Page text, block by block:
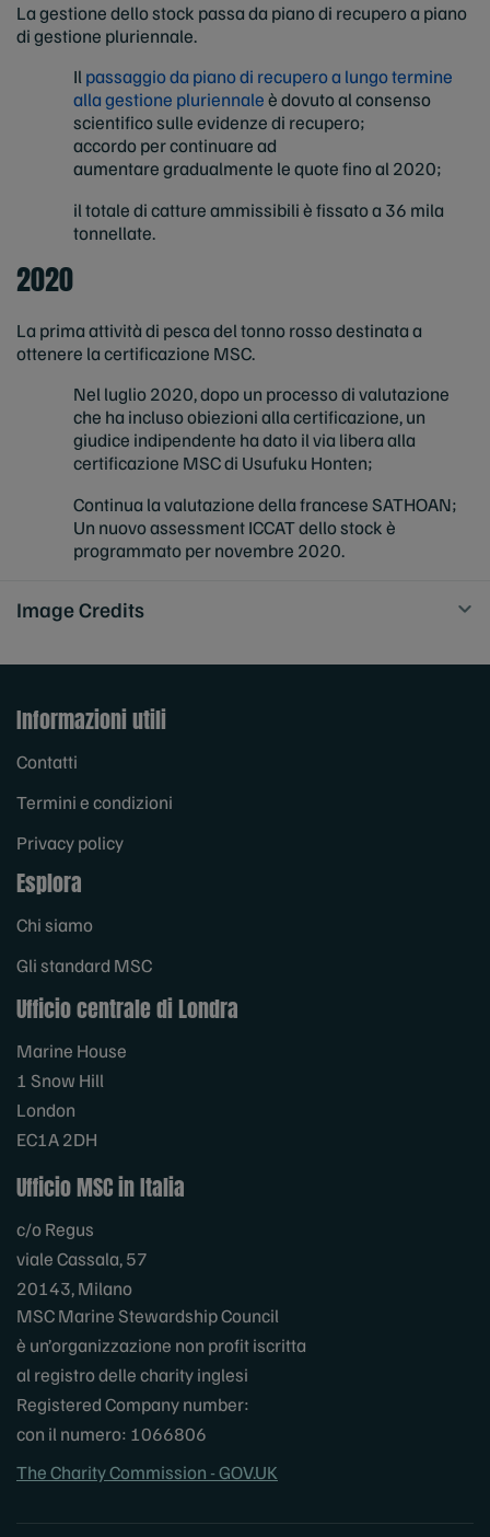
La gestione dello stock passa da piano di recupero a piano
di gestione pluriennale.
Il passaggio da piano di recupero a lungo termine
alla gestione pluriennaleè dovuto al consenso
scientifico sulle evidenze di recupero;
accordo per continuare ad
aumentare gradualmente le quote fino al 2020;
il totale di catture ammissibili è fissato a 36 mila
tonnellate.
2020
La prima attività di pesca del tonno rosso destinata a
ottenere la certificazione MSC.
Nel luglio 2020, dopo un processo di valutazione
che ha incluso obiezioni alla certificazione, un
giudice indipendente ha dato il via libera alla
certificazione MSC di Usufuku Honten;
Continua la valutazione della francese SATHOAN;
Un nuovo assessment ICCAT dello stock è
programmato per novembre 2020.
Image Credits
Informazioni utili
Contatti
Termini e condizioni
Privacy policy
Esplora
Chi siamo
Gli standard MSC
Ufficio centrale di Londra
Marine House
1 Snow Hill
London
EC1A 2DH
Ufficio MSC in Italia
c/o Regus
viale Cassala, 57
20143, Milano
MSC Marine Stewardship Council
è un’organizzazione non profit iscritta
al registro delle charity inglesi
Registered Company number:
con il numero: 1066806
The Charity Commission - GOV.UK